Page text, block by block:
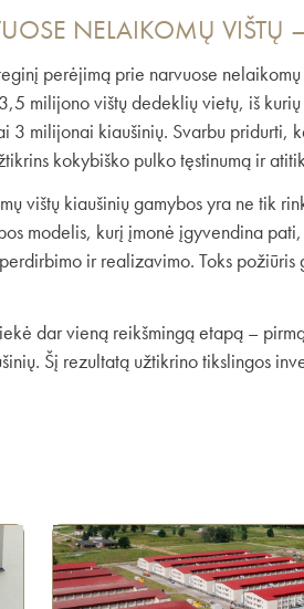
NELAIKOMŲ VIŠTŲ
perėjimą prie narvuose
milijono vištų dedeklių vietų, iš
3 milijonai kiaušinių. Svarbu pridurti,
kokybiško pulko tęstinumą ir
vištų kiaušinių gamybos yra ne tik
modelis, kurį įmonė įgyvendina
ir realizavimo. Toks
dar vieną reikšmingą etapą –
Šį rezultatą užtikrino tikslingos